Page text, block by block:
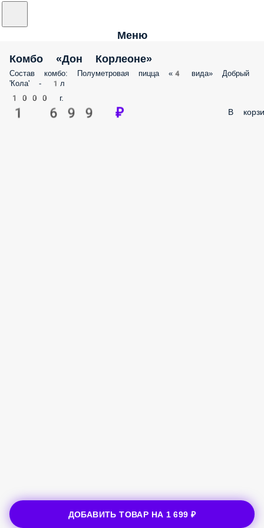
Меню
Комбо «Дон Корлеоне»
Состав комбо: Полуметровая пицца «4 вида» Добрый
'Кола' - 1л
1000 г.
1 699 ₽ В
ДОБАВИТЬ ТОВАР НА 1 699 ₽